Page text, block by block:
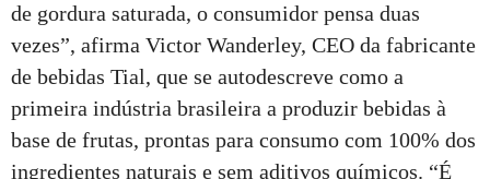
de gordura saturada, o consumidor pensa duas
vezes”, afirma Victor Wanderley, CEO da fabricante
de bebidas Tial, que se autodescreve como a
primeira indústria brasileira a produzir bebidas à
base de frutas, prontas para consumo com 100% dos
ingredientes naturais e sem aditivos químicos. “É